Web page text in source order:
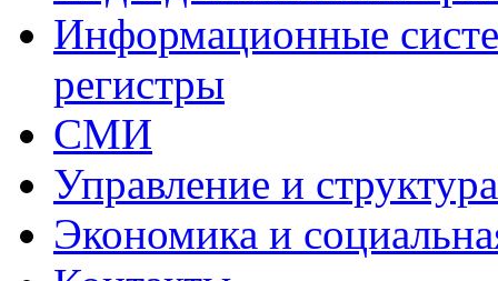
Информационные
регистры
СМИ
Управление и
Экономика и